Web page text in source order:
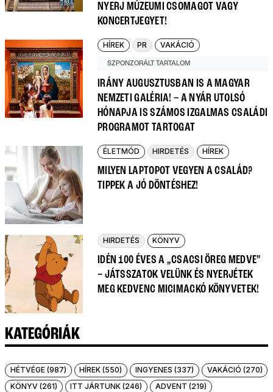
NYERJ MÚZEUMI CSOMAGOT VAGY
KONCERTJEGYET!
HÍREK PR VAKÁCIÓ
SZPONZORÁLT TARTALOM
IRÁNY AUGUSZTUSBAN IS A MAGYAR
NEMZETI GALÉRIA! – A NYÁR UTOLSÓ
HÓNAPJA IS SZÁMOS IZGALMAS CSALÁDI
PROGRAMOT TARTOGAT
ÉLETMÓD HIRDETÉS HÍREK
MILYEN LAPTOPOT VEGYEN A CSALÁD?
TIPPEK A JÓ DÖNTÉSHEZ!
HIRDETÉS KÖNYV
IDÉN 100 ÉVES A „CSACSI ÖREG MEDVE”
– JÁTSSZATOK VELÜNK ÉS NYERJÉTEK
MEG KEDVENC MICIMACKÓ KÖNYVETEK!
KATEGÓRIÁK
HÉTVÉGE (987) HÍREK (550) INGYENES (337)
VAKÁCIÓ (270)
KÖNYV (261)
ITT JÁRTUNK (246)
ADVENT (219)